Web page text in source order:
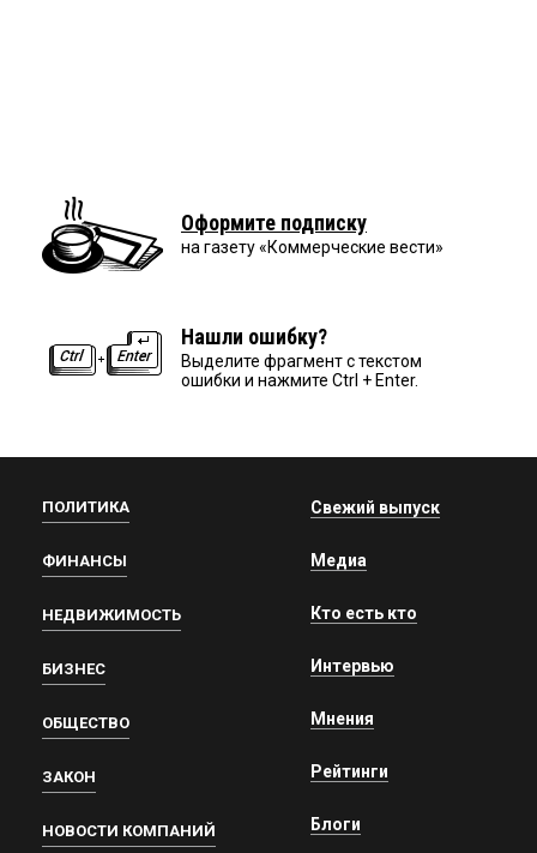
Оформите подписку
на газету «Коммерческие вести»
Нашли ошибку?
Выделите фрагмент с текстом
ошибки и нажмите Ctrl + Enter.
ПОЛИТИКА
ФИНАНСЫ
НЕДВИЖИМОСТЬ
БИЗНЕС
ОБЩЕСТВО
ЗАКОН
НОВОСТИ КОМПАНИЙ
Свежий выпуск
Медиа
Кто есть кто
Интервью
Мнения
Рейтинги
Блоги